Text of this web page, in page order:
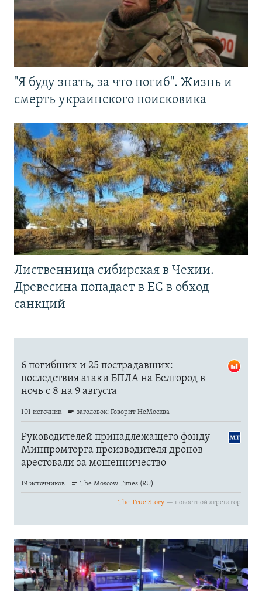
"Я буду знать, за что погиб". Жизнь и
смерть украинского поисковика
Лиственница сибирская в Чехии.
Древесина попадает в ЕС в обход
санкций